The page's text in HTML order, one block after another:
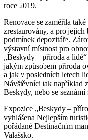
roce 2019.
Renovace se zaměřila
zrestaurovány, a pro jejich
podmínek depozitáře.
výstavní místnost pro
„Beskydy – příroda a
jakým způsobem příroda
a jak v posledních letech
Návštěvníci tak například
Beskydy, nebo se
Expozice „Beskydy –
vyhlášena Nejlepším
pořádané Destinačním
Valašsko.